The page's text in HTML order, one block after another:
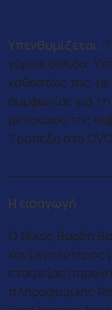
Υπενθυμίζεται:
γύρισε σελίδα.
καθεστώς της,
συμφωνίας για
μετοχικού της
Τράπεζα στο
Η εισαγωγή
Ο Νίκος Βαρδή
και μεγαλύτερος
εταιρείας
πληροφορικής